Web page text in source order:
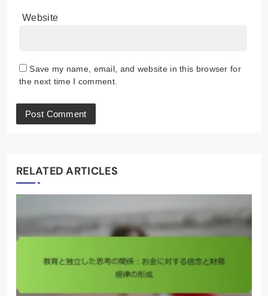
Website
Save my name, email, and website in this browser for
the next time I comment.
RELATED ARTICLES